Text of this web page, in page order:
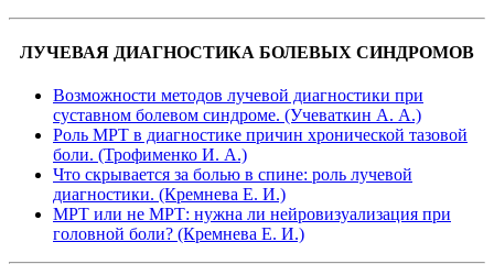
ЛУЧЕВАЯ ДИАГНОСТИКА БОЛЕВЫХ СИНДРОМОВ
Возможности методов лучевой диагностики при
суставном болевом синдроме. (Учеваткин А. А.)
Роль МРТ в диагностике причин хронической тазовой
боли. (Трофименко И. А.)
Что скрывается за болью в спине: роль лучевой
диагностики. (Кремнева Е. И.)
МРТ или не МРТ: нужна ли нейровизуализация при
головной боли? (Кремнева Е. И.)